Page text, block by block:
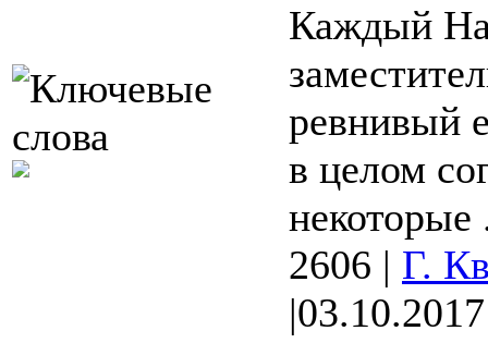
Каждый
ревнивый
в целом
некоторые
2606 | Г.
|03.10.2017